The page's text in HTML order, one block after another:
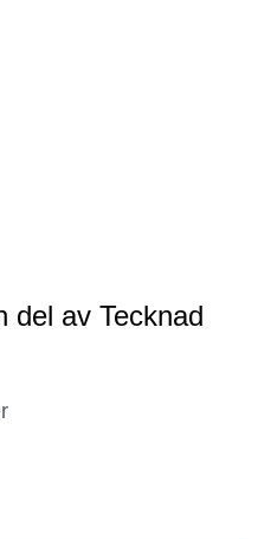
del av Tecknad